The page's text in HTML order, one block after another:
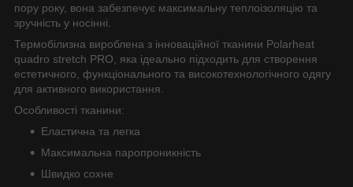
пору року, вона забезпечує максимальну теплоізоляцію та
зручність у носінні.
Термобілизна вироблена з інноваційної тканини Polarheat
quadro stretch PRO, яка ідеально підходить для створення
естетичного, функціонального та високотехнологічного одягу
для активного використання.
Особливості тканини:
Еластична та легка
Максимальна паропроникність
Швидко сохне